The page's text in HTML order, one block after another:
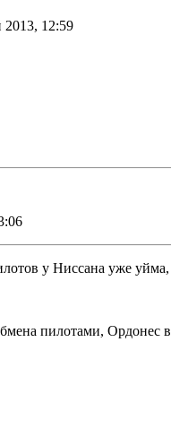
2013, 12:59
у Ниссана уже уйма,
пилотами, Ордонес